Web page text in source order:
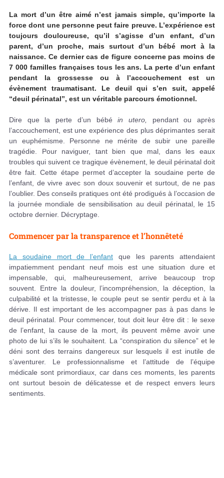
La mort d’un être aimé n’est jamais simple, qu’importe la
force dont une personne peut faire preuve. L’expérience est
toujours douloureuse, qu’il s’agisse d’un enfant, d’un
parent, d’un proche, mais surtout d’un bébé mort à la
naissance. Ce dernier cas de figure concerne pas moins de
7 000 familles françaises tous les ans. La perte d’un enfant
pendant la grossesse ou à l’accouchement est un
évènement traumatisant. Le deuil qui s’en suit, appelé
“deuil périnatal”, est un véritable parcours émotionnel.
Dire que la perte d’un bébéin utero, pendant ou après
l’accouchement, est une expérience des plus déprimantes serait
un euphémisme. Personne ne mérite de subir une pareille
tragédie. Pour naviguer, tant bien que mal, dans les eaux
troubles qui suivent ce tragique évènement, le deuil périnatal doit
être fait. Cette étape permet d’accepter la soudaine perte de
l’enfant, de vivre avec son doux souvenir et surtout, de ne pas
l’oublier. Des conseils pratiques ont été prodigués à l’occasion de
la journée mondiale de sensibilisation au deuil périnatal, le 15
octobre dernier. Décryptage.
Commencer par la transparence et l’honnêteté
La soudaine mort de l’enfant que les parents attendaient
impatiemment pendant neuf mois est une situation dure et
impensable, qui, malheureusement, arrive beaucoup trop
souvent. Entre la douleur, l’incompréhension, la déception, la
culpabilité et la tristesse, le couple peut se sentir perdu et à la
dérive. Il est important de les accompagner pas à pas dans le
deuil périnatal. Pour commencer, tout doit leur être dit : le sexe
de l’enfant, la cause de la mort, ils peuvent même avoir une
photo de lui s’ils le souhaitent. La “conspiration du silence” et le
déni sont des terrains dangereux sur lesquels il est inutile de
s’aventurer. Le professionnalisme et l’attitude de l’équipe
médicale sont primordiaux, car dans ces moments, les parents
ont surtout besoin de délicatesse et de respect envers leurs
sentiments.